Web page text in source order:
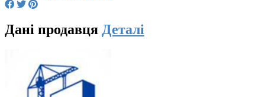
Дані продавця Деталі